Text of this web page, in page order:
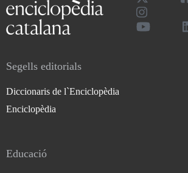
Segells editorials
Diccionaris de l`Enciclopèdia
Enciclopèdia
Educació